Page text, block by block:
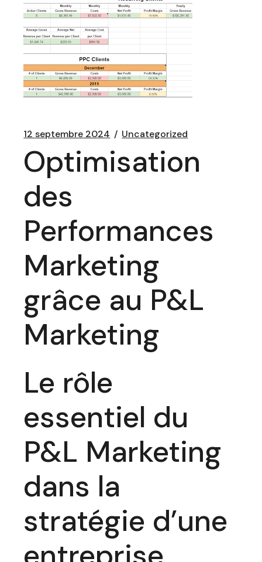
12 septembre 2024 Uncategorized
Optimisation
des
Performances
Marketing
grâce au P&L
Marketing
Le rôle
essentiel du
P&L Marketing
dans la
stratégie d’une